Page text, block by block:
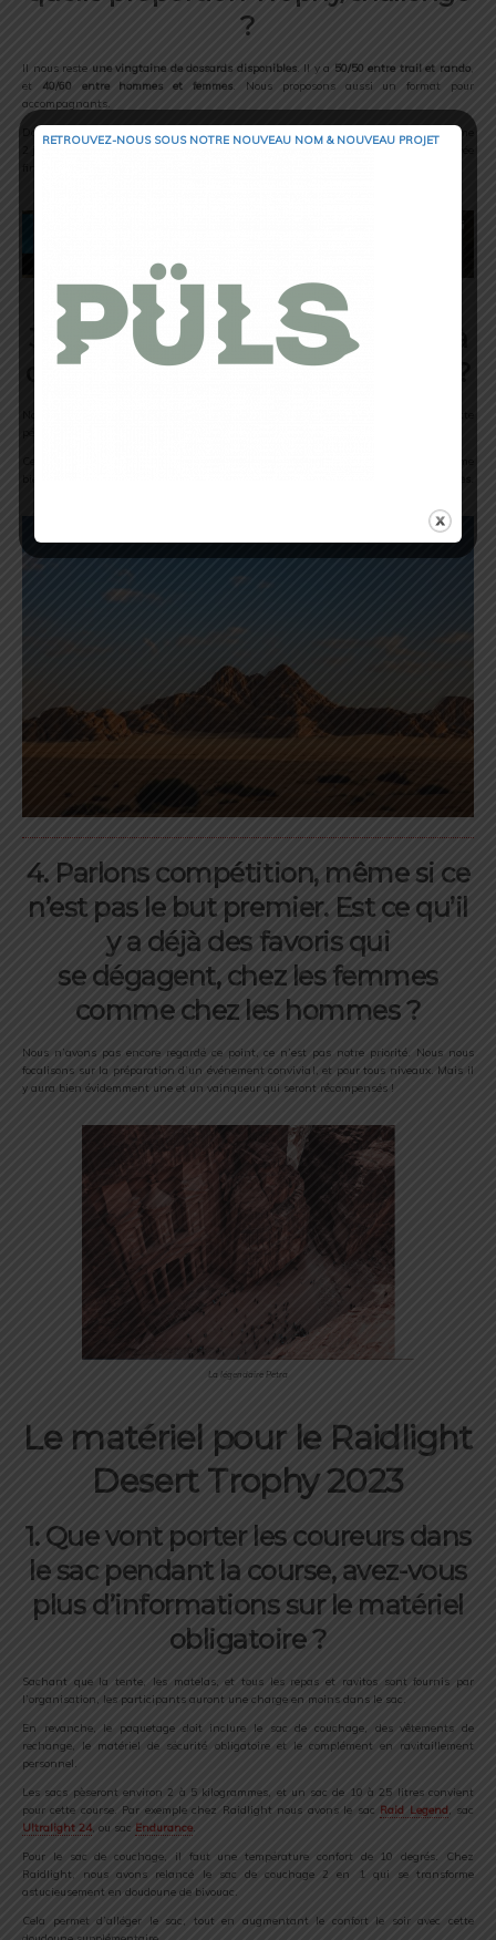
?
Il nous reste une vingtaine de dossards disponibles. Il y a 50/50 entre trail et rando
et 40/60 entre hommes et femmes . Nous proposons aussi un format pour
accompagnants.
Dans ce cas, le programme est plus orienté tourisme en Jordanie, avec tout de même
2 jours au bivouac avec les participants, et en immersion avec le groupe pour l’arrivée
3. Niveau conditions climatiques, à
quoi s’attendre pendant la course ?
4. Parlons compétition, même si ce
n’est pas le but premier. Est ce qu’il
y a déjà des favoris qui
se dégagent, chez les femmes
comme chez les hommes ?
Nous n’avons pas encore regardé ce point, ce n’est pas notre priorité. Nous nous
focalisons sur la préparation d’un événement convivial, et pour tous niveaux. Mais il
y aura bien évidemment une et un vainqueur qui seront récompensés !
La légendaire Petra
Le matériel pour le Raidlight
Desert Trophy 2023
1. Que vont porter les coureurs dans
le sac pendant la course, avez-vous
plus d’informations sur le matériel
obligatoire ?
Sachant que la tente, les matelas, et tous les repas et ravitos sont fournis par
l’organisation, les participants auront une charge en moins dans le sac.
En revanche, le paquetage doit inclure le sac de couchage, des vêtements de
rechange, le matériel de sécurité obligatoire et le complément en ravitaillement
personnel.
Les sacs pèseront environ 2 à 5 kilogrammes, et un sac de 10 à 25 litres convient
pour cette course. Par exemple chez Raidlight nous avons le sac Raid Legend, sac
Ultralight 24, ou sac Endurance.
Pour le sac de couchage, il faut une température confort de 10 degrés. Chez
Raidlight, nous avons relancé le sac de couchage 2 en 1 qui se transforme
astucieusement en doudoune de bivouac.
Cela permet d’alléger le sac, tout en augmentant le confort le soir avec cette
RETROUVEZ-NOUS SOUS NOTRE NOUVEAU NOM & NOUVEAU PROJET